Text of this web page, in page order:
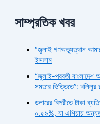
সাম্প্রতিক খবর
“জুলাই গণঅভ্যুত্থান
ইসলাম
“জুলাই-পরবর্তী বাংলাদেশ
সমতার ভিত্তিতে”: খলিলুর
ডলারের বিপরীতে টাকা
০.৫৯%, যা এশিয়ায়